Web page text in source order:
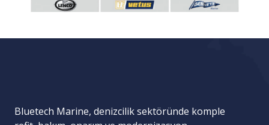
Bluetech Marine, denizcilik sektöründe komple